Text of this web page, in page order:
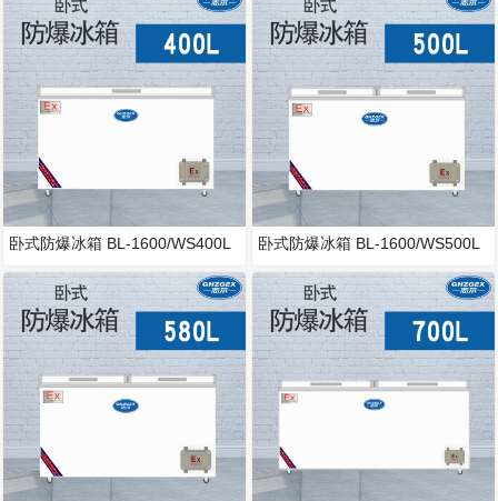
卧式防爆冰箱 BL-1600/WS400L 卧式防爆冰箱 BL-1600/WS500L